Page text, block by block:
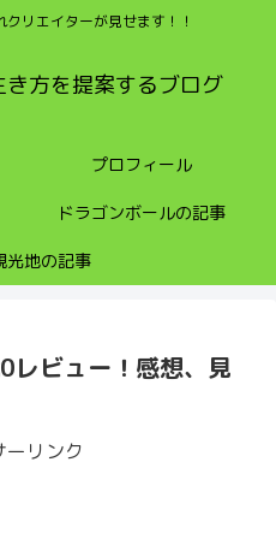
リエイターが見せます！！
方を提案するブログ
プロフィール
ドラゴンボールの記事
光地の記事
レビュー！感想、見
ーリンク